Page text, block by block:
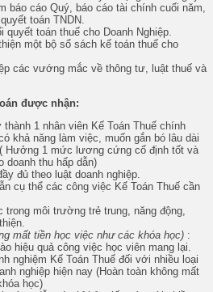
báo cáo Quý, báo cáo tài chính cuối năm,
toán TNDN.
toán thuế cho Doanh Nghiệp.
một bộ sổ sách kế toán thuế cho
các vướng mắc về thông tư, luật thuế và
được nhận:
1 nhân viên Kế Toán Thuế chính
khả năng làm việc, muốn gắn bó lâu dài
Hưởng 1 mức lương cứng cố định tốt và
doanh thu hấp dẫn)
đủ theo luật doanh nghiệp.
cụ thể các công việc Kế Toán Thuế cần
môi trường trẻ trung, năng động,
mất tiền học việc như các khóa học) :
hiệu quả công việc học viên mang lại.
nghiệm Kế Toán Thuế đối với nhiều loại
nghiệp hiện nay (Hoàn toàn không mất
học)